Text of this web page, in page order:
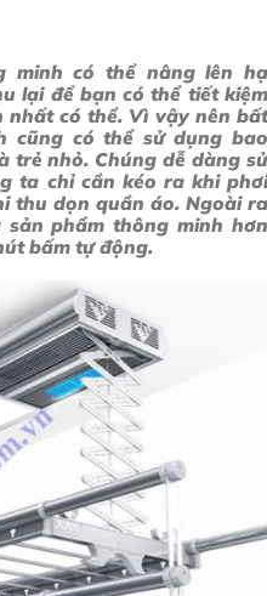
minh có thể nâng lên hạ
lại để bạn có thể tiết kiệm
nhất có thể. Vì vậy nên bất
cũng có thể sử dụng bao
trẻ nhỏ. Chúng dễ dàng sử
ta chỉ cần kéo ra khi phơi
thu dọn quần áo. Ngoài ra
phẩm thông minh hơn
bấm tự động.